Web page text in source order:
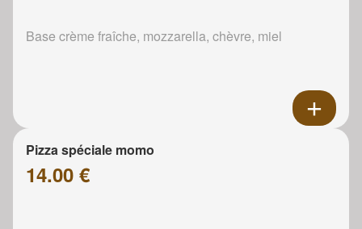
Base crème fraîche, mozzarella, chèvre, miel
Pizza spéciale momo
14.00 €